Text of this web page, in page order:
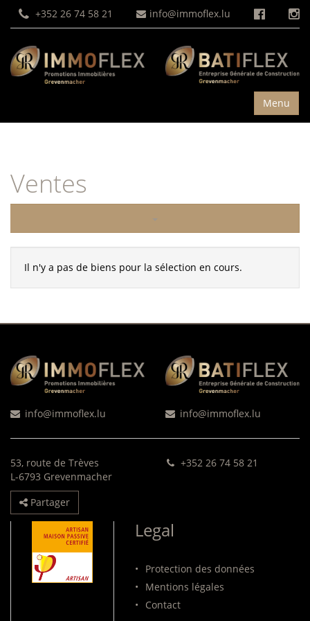
+352 26 74 58 21 info@immoflex.lu
Toggle
Menu
Ventes
Il n'y a pas de biens pour la sélection en cours.
info@immoflex.lu info@immoflex.lu
53, route de Trèves
L-6793 Grevenmacher
+352 26 74 58 21
Partager
Legal
•
Protection des données
•
Mentions légales
•
Contact